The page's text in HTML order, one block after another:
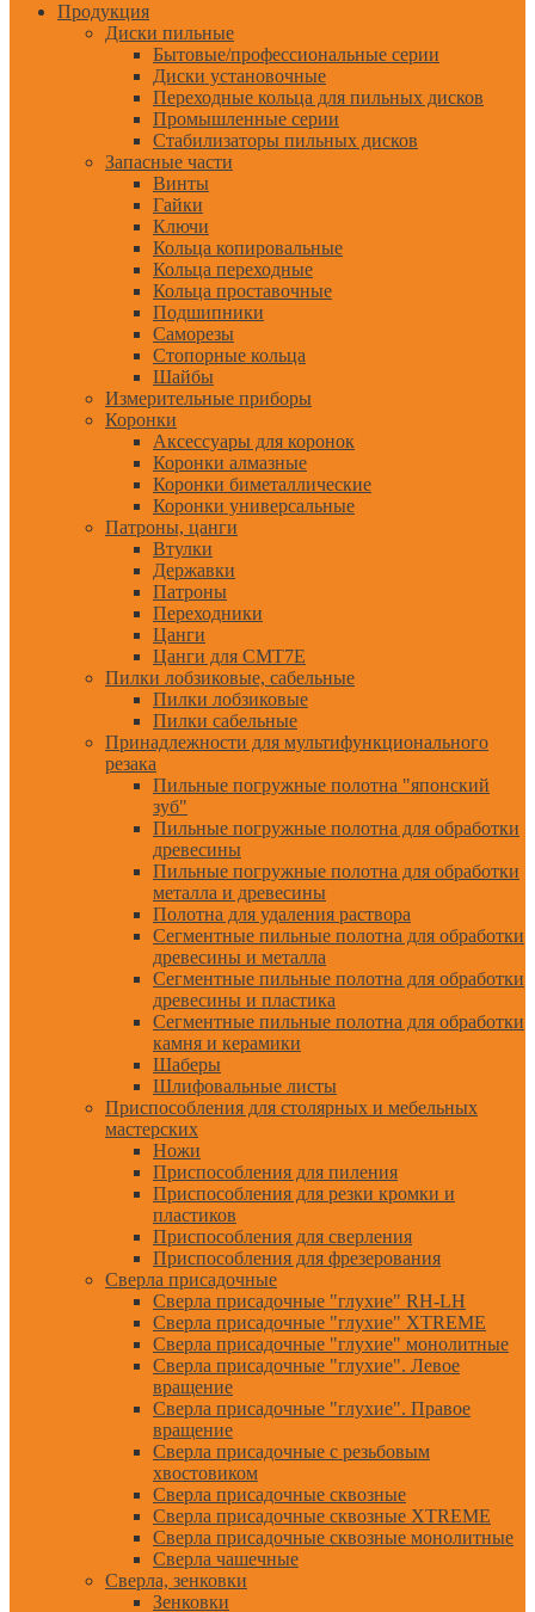
Продукция
Диски пильные
Бытовые/профессиональные серии
Диски установочные
Переходные кольца для пильных дисков
Промышленные серии
Стабилизаторы пильных дисков
Запасные части
Винты
Гайки
Ключи
Кольца копировальные
Кольца переходные
Кольца проставочные
Подшипники
Саморезы
Стопорные кольца
Шайбы
Измерительные приборы
Коронки
Аксессуары для коронок
Коронки алмазные
Коронки биметаллические
Коронки универсальные
Патроны, цанги
Втулки
Державки
Патроны
Переходники
Цанги
Цанги для CMT7E
Пилки лобзиковые, сабельные
Пилки лобзиковые
Пилки сабельные
Принадлежности для мультифункционального
резака
Пильные погружные полотна "японский
зуб"
Пильные погружные полотна для обработки
древесины
Пильные погружные полотна для обработки
металла и древесины
Полотна для удаления раствора
Сегментные пильные полотна для обработки
древесины и металла
Сегментные пильные полотна для обработки
древесины и пластика
Сегментные пильные полотна для обработки
камня и керамики
Шаберы
Шлифовальные листы
Приспособления для столярных и мебельных
мастерских
Ножи
Приспособления для пиления
Приспособления для резки кромки и
пластиков
Приспособления для сверления
Приспособления для фрезерования
Сверла присадочные
Сверла присадочные "глухие" RH-LH
Сверла присадочные "глухие" XTREME
Сверла присадочные "глухие" монолитные
Сверла присадочные "глухие". Левое
вращение
Сверла присадочные "глухие". Правое
вращение
Сверла присадочные с резьбовым
хвостовиком
Сверла присадочные сквозные
Сверла присадочные сквозные XTREME
Сверла присадочные сквозные монолитные
Сверла чашечные
Сверла, зенковки
Зенковки